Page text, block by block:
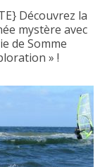
Découvrez la
mystère avec
de Somme
» !